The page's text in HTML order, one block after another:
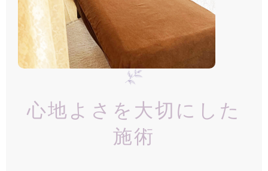
心地よさを大切にした
施術